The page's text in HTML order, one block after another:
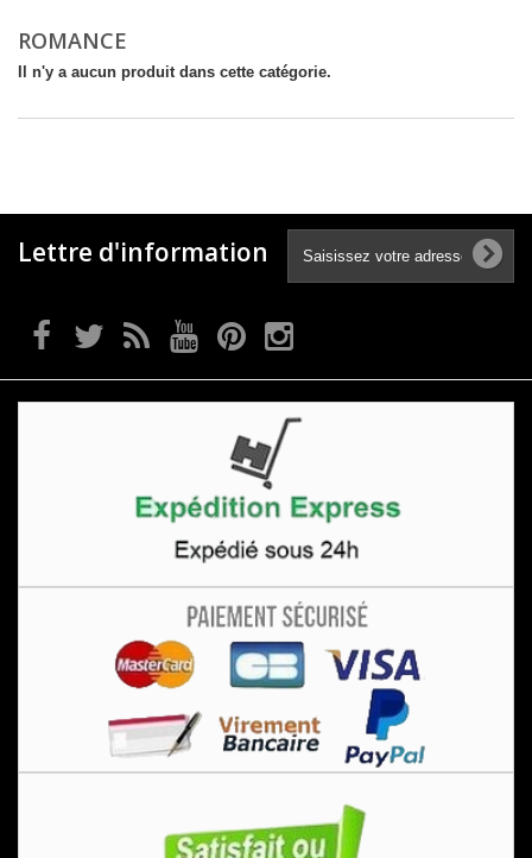
LIVRES ANCIENS AVANT 1900
ROMANCE
Il n'y a aucun produit dans cette catégorie.
Lettre d'information